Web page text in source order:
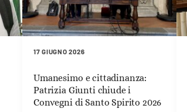
17 GIUGNO 2026
Umanesimo e cittadinanza:
Patrizia Giunti chiude i
Convegni di Santo Spirito 2026